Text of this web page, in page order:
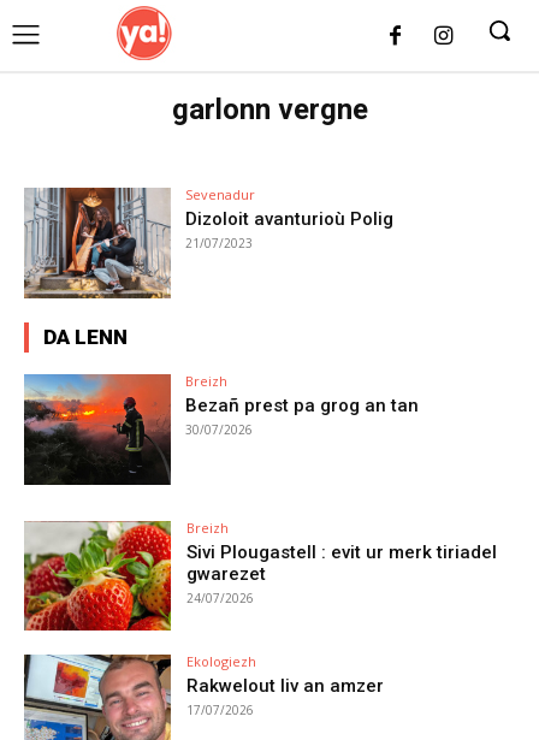
garlonn vergne
Sevenadur
Dizoloit avanturioù Polig
21/07/2023
DA LENN
Breizh
Bezañ prest pa grog an tan
30/07/2026
Breizh
Sivi Plougastell : evit ur merk tiriadel
gwarezet
24/07/2026
Ekologiezh
Rakwelout liv an amzer
17/07/2026